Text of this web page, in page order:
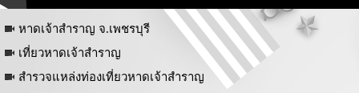
หาดเจ้าสำราญ จ.เพชรบุรี
เที่ยวหาดเจ้าสำราญ
สำรวจแหล่งท่องเที่ยวหาดเจ้าสำราญ